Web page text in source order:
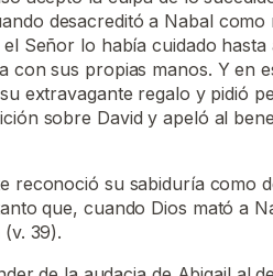
desacreditó a Nabal como
Señor lo había cuidado
con sus propias manos. Y en
extravagante regalo y pidió
sobre David y apeló al
reconoció su sabiduría como
que, cuando Dios mató a
39).